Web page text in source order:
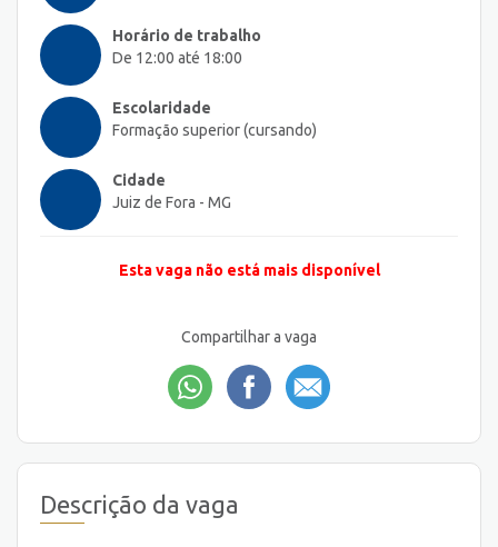
Horário de trabalho
De 12:00 até 18:00
Escolaridade
Formação superior (cursando)
Cidade
Juiz de Fora - MG
Esta vaga não está mais disponível
Compartilhar a vaga
Descrição da vaga